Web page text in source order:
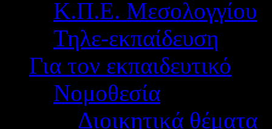
Κ.Π.Ε. Μεσολογγίου
Τηλε-εκπαίδευση
Για τον εκπαιδευτικό
Νομοθεσία
Διοικητικά θέματα